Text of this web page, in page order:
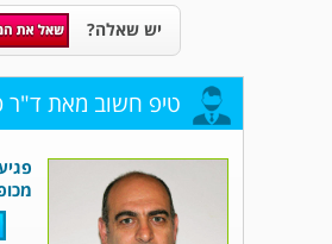
יש שאלה?
טיפ חשוב מאת ד"ר